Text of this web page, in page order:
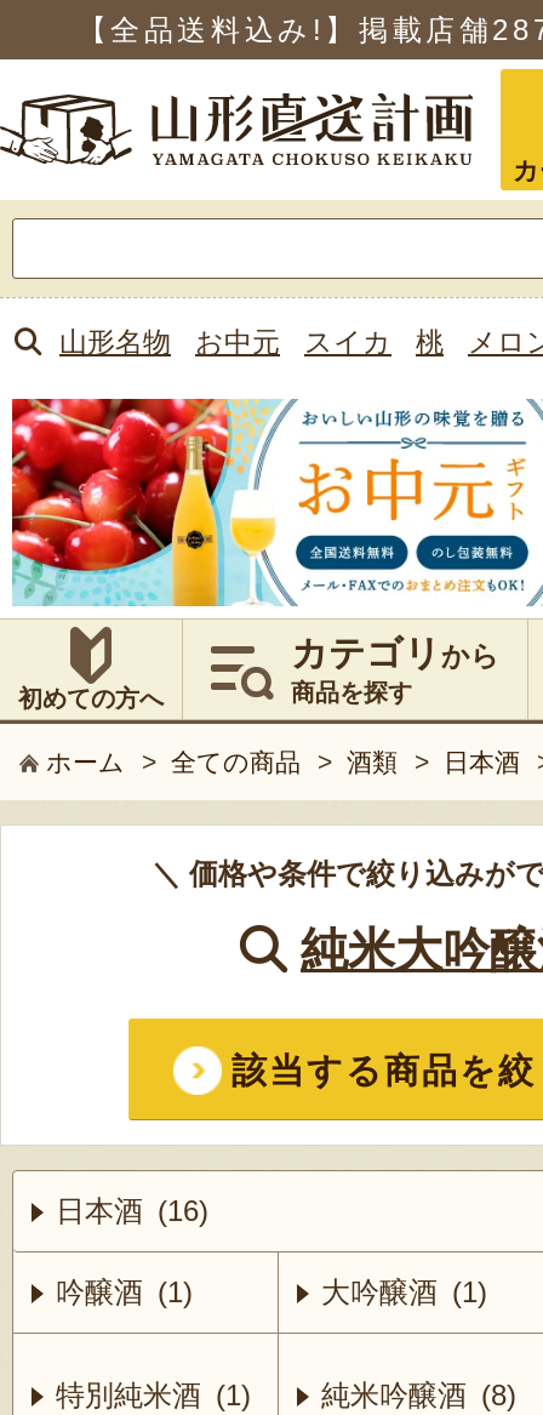
【全品送料込み!】掲載店舗
索:
山形名物 お中元 スイカ 桃 メロ
初めての方へ
カテゴリ から
商品を探す
ホーム > 全ての商品 > 酒類 > 日本酒
＼ 価格や条件で絞り込みが
純米大吟
該当する商品を
日本酒 (16)
吟醸酒 (1) 大吟醸酒 (1)
特別純米酒 (1) 純米吟醸酒 (8)